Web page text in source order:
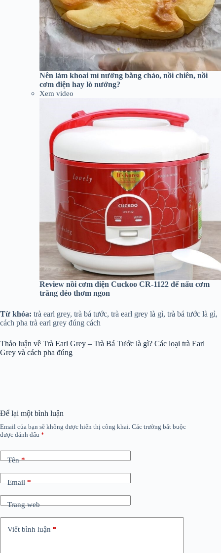
Nên làm khoai mì nướng bằng chảo, nồi chiên, nồi
cơm điện hay lò nướng?
Xem video
Review nồi cơm điện Cuckoo CR-1122 để nấu cơm
trắng dẻo thơm ngon
Từ khóa: trà earl grey, trà bá tước, trà earl grey là gì, trà bá tước là gì,
cách pha trà earl grey đúng cách
Thảo luận về Trà Earl Grey – Trà Bá Tước là gì? Các loại trà Earl
Grey và cách pha đúng
Để lại một bình luận
Email của bạn sẽ không được hiển thị công khai. Các trường bắt buộc
được đánh dấu *
Tên*
Email*
Trang web
Viết bình luận *